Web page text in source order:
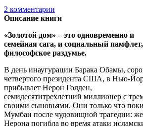
2 комментарии
Описание книги
«Золотой дом» – это одновременно и
семейная сага, и социальный
философское раздумье.
В день инаугурации Барака Обамы,
четвертого президента США, в Нью-
прибывает Нерон Голден,
семидесятитрехлетний миллионер с
своими сыновьями. Они только что
Мумбаи после чудовищной трагедии:
Нерона погибла во время атаки